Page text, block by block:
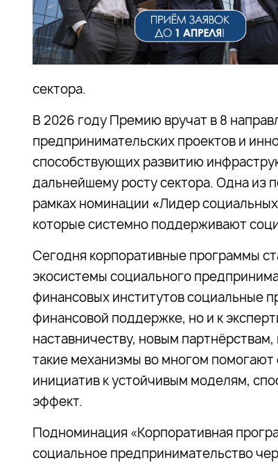
сектора.
В 2026 году Премию вручат в 8
предпринимательских проектов и
способствующих развитию
дальнейшему росту сектора. Одна из
рамках номинации «Лидер
которые системно поддерживают
Сегодня корпоративные программы
экосистемы социального
финансовых институтов социальные
финансовой поддержке, но и к
наставничеству, новым
такие механизмы во многом
инициатив к устойчивым моделям,
эффект.
Подноминация «Корпоративная
социальное предпринимательство